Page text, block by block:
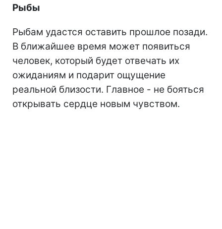
Рыбы
Рыбам удастся оставить прошлое позади.
В ближайшее время может появиться
человек, который будет отвечать их
ожиданиям и подарит ощущение
реальной близости. Главное - не бояться
открывать сердце новым чувством.